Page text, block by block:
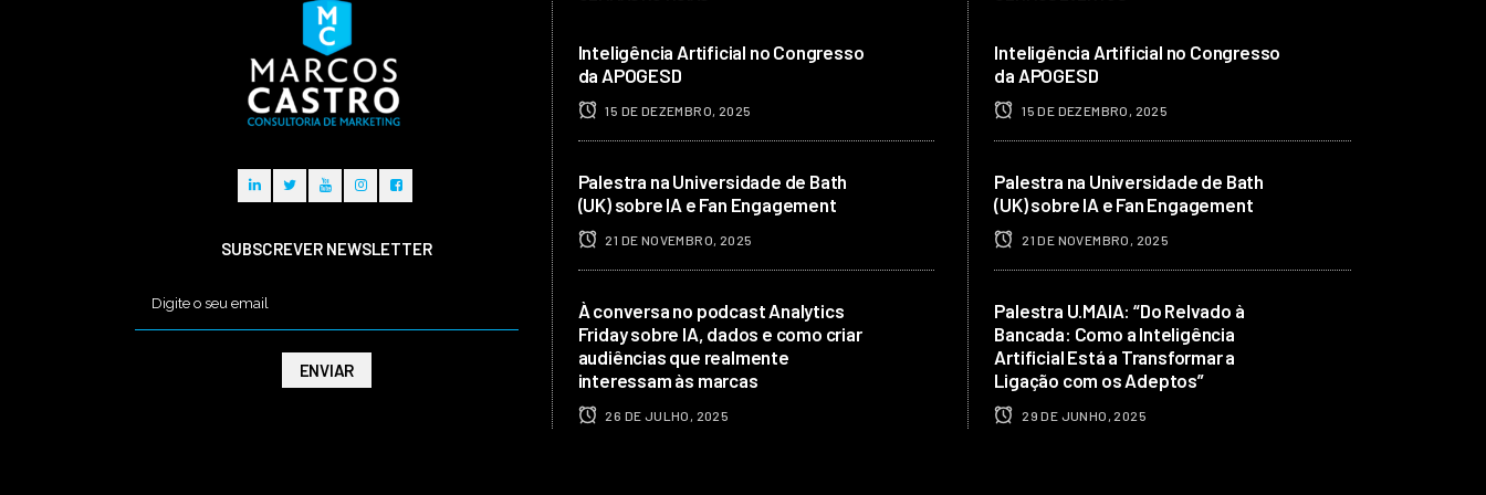
SUBSCREVER NEWSLETTER
Inteligência Artificial no Congresso
da APOGESD
15 DE DEZEMBRO, 2025
Palestra na Universidade de Bath
(UK) sobre IA e Fan Engagement
21 DE NOVEMBRO, 2025
À conversa no podcast Analytics
Friday sobre IA, dados e como criar
audiências que realmente
interessam às marcas
26 DE JULHO, 2025
Inteligência Artificial no Congresso
da APOGESD
15 DE DEZEMBRO, 2025
Palestra na Universidade de Bath
(UK) sobre IA e Fan Engagement
21 DE NOVEMBRO, 2025
Palestra U.MAIA: “Do Relvado à
Bancada: Como a Inteligência
Artificial Está a Transformar a
Ligação com os Adeptos”
29 DE JUNHO, 2025